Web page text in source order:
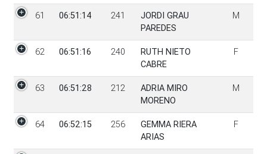
61 06:51:14 241
JORDI GRAU
PAREDES
M
62 06:51:16 240
RUTH NIETO
CABRE
F
63 06:51:28 212
ADRIA MIRO
MORENO
M
64 06:52:15 256
GEMMA RIERA
ARIAS
F